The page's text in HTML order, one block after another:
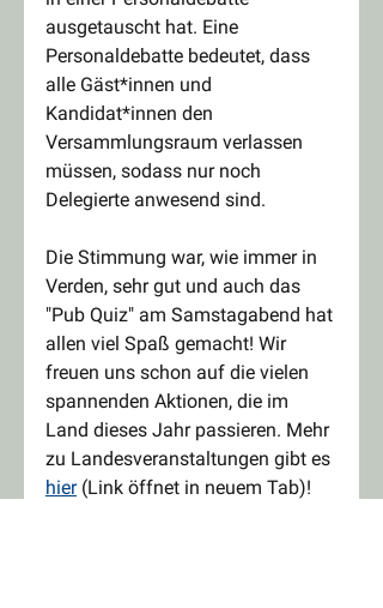
ausgetauscht hat. Eine
Personaldebatte bedeutet, dass
alle Gäst*innen und
Kandidat*innen den
Versammlungsraum verlassen
müssen, sodass nur noch
Delegierte anwesend sind.
Die Stimmung war, wie immer in
Verden, sehr gut und auch das
"Pub Quiz" am Samstagabend hat
allen viel Spaß gemacht! Wir
freuen uns schon auf die vielen
spannenden Aktionen, die im
Land dieses Jahr passieren. Mehr
zu Landesveranstaltungen gibt es
hier (Link öffnet in neuem Tab)!